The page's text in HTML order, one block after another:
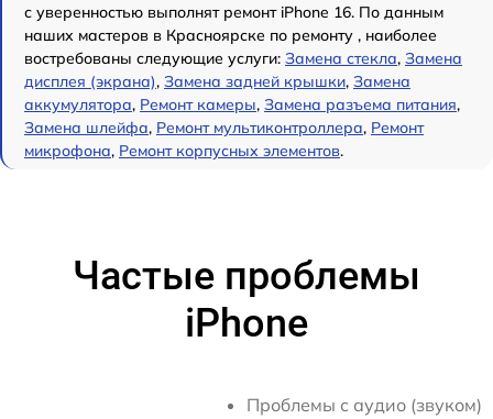
с уверенностью выполнят ремонт iPhone 16. По данным
наших мастеров в Красноярске по ремонту , наиболее
востребованы следующие услуги: Замена стекла, Замена
дисплея (экрана), Замена задней крышки, Замена
аккумулятора, Ремонт камеры, Замена разъема питания,
Замена шлейфа, Ремонт мультиконтроллера, Ремонт
микрофона, Ремонт корпусных элементов.
Частые проблемы
iPhone
Проблемы с аудио (звуком)